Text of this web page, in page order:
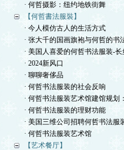
· 何哲摄影：纽约地铁街舞
【何哲書法服裝】
· 今人模仿古人的生活方式
· 张大千的国画旗袍与何哲的书
· 美国人喜爱的何哲书法服装-长
· 2024新风口
· 聊聊奢侈品
· 何哲书法服装的社会反响
· 何哲书法服装艺术馆建馆规划
· 何哲书法服装的理财功能
· 美国三维公司招聘何哲书法服
· 何哲书法服装艺术馆
【艺术餐厅】